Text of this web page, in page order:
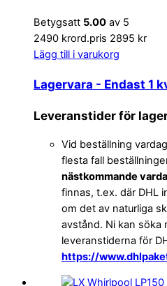
Betygsatt 5.00 av 5
2490 krord.pris 2895 kr
Lägg till i varukorg
Lagervara - Endast 1
Leveranstider för
Vid beställning
flesta fall
nästkommande
finnas, t.ex. där DHL
om det av naturliga
avstånd. Ni kan söka
leveranstiderna för
https://